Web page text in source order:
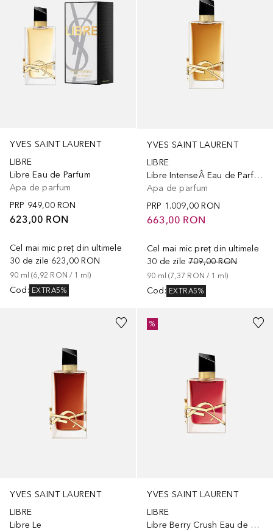
YVES SAINT LAURENT
LIBRE
Libre Eau de Parfum
Apa de parfum
PRP 949,00 RON
623,00 RON
Cel mai mic preț din ultimele
30 de zile 623,00 RON
90 ml (6,92 RON / 1 ml)
Cod: EXTRA5%
YVES SAINT LAURENT
LIBRE
Libre IntenseÂ Eau de Parfum
Apa de parfum
PRP 1.009,00 RON
663,00 RON
Cel mai mic preț din ultimele
30 de zile 709,00 RON
90 ml (7,37 RON / 1 ml)
Cod : EXTRA5%
YVES SAINT LAURENT
LIBRE
Libre Le
YVES SAINT LAURENT
LIBRE
Libre Berry Crush Eau de Parfum
%